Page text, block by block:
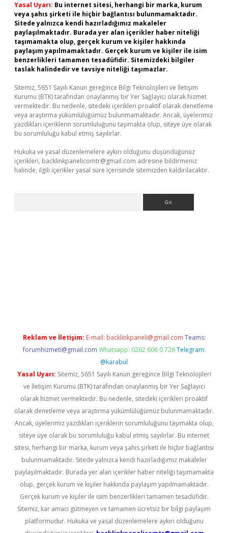
Yasal Uyarı: Bu internet sitesi, herhangi bir marka, kurum
veya şahıs şirketi ile hiçbir bağlantısı bulunmamaktadır.
Sitede yalnızca kendi hazırladığımız makaleler
paylaşılmaktadır. Burada yer alan içerikler haber niteliği
taşımamakta olup, gerçek kurum ve kişiler hakkında
paylaşım yapılmamaktadır. Gerçek kurum ve kişiler ile isim
benzerlikleri tamamen tesadüfidir. Sitemizdeki bilgiler
taslak halindedir ve tavsiye niteliği taşımazlar.
Sitemiz, 5651 Sayılı Kanun gereğince Bilgi Teknolojileri ve İletişim
Kurumu (BTK) tarafından onaylanmış bir Yer Sağlayıcı olarak hizmet
vermektedir. Bu nedenle, sitedeki içerikleri proaktif olarak denetleme
veya araştırma yükümlülüğümüz bulunmamaktadır. Ancak, üyelerimiz
yazdıkları içeriklerin sorumluluğunu taşımakta olup, siteye üye olarak
bu sorumluluğu kabul etmiş sayılırlar.
Hukuka ve yasal düzenlemelere aykırı olduğunu düşündüğünüz
içerikleri, backlinkpanelicomtr@gmail.com adresine bildirmeniz
halinde, ilgili içerikler yasal süre içerisinde sitemizden kaldırılacaktır.
Reklam ve İletişim: E-mail: backlinkpaneli@gmail.com Teams:
forumhizmeti@gmail.com Whatsapp: 0262 606 0 726 Telegram:
@karabul
Yasal Uyarı: Sitemiz, 5651 Sayılı Kanun gereğince Bilgi Teknolojileri
ve İletişim Kurumu (BTK) tarafından onaylanmış bir Yer Sağlayıcı
olarak hizmet vermektedir. Bu nedenle, sitedeki içerikleri proaktif
olarak denetleme veya araştırma yükümlülüğümüz bulunmamaktadır.
Ancak, üyelerimiz yazdıkları içeriklerin sorumluluğunu taşımakta olup,
siteye üye olarak bu sorumluluğu kabul etmiş sayılırlar. Bu internet
sitesi, herhangi bir marka, kurum veya şahıs şirketi ile hiçbir bağlantısı
bulunmamaktadır. Sitede yalnızca kendi hazırladığımız makaleler
paylaşılmaktadır. Burada yer alan içerikler haber niteliği taşımamakta
olup, gerçek kurum ve kişiler hakkında paylaşım yapılmamaktadır.
Gerçek kurum ve kişiler ile isim benzerlikleri tamamen tesadüfidir.
Sitemiz, kar amacı gütmeyen ve tamamen ücretsiz bir bilgi paylaşım
platformudur. Hukuka ve yasal düzenlemelere aykırı olduğunu